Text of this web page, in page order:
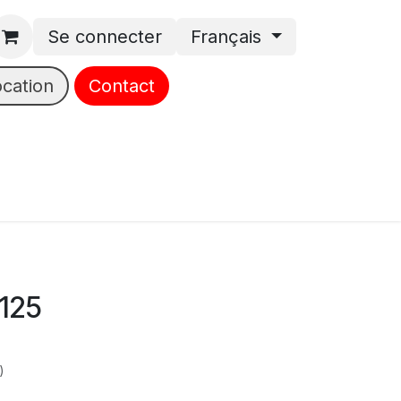
Se connecter Français
Contact